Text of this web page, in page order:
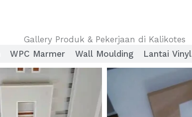
Gallery Produk & Pekerjaan di Kalikotes
WPC Marmer Wall Moulding Lantai Vinyl